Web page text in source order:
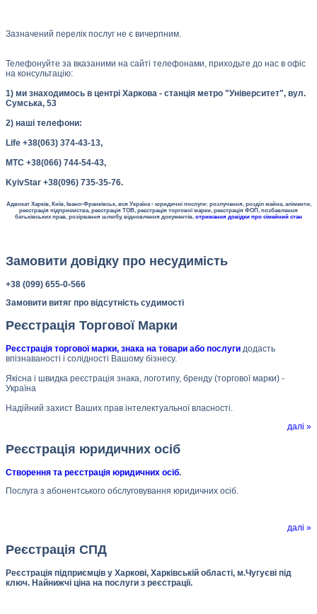
Зазначений перелік послуг не є вичерпним.
Телефонуйте за вказаними на сайті телефонами, приходьте до нас в офіс
на консультацію:
1) ми знаходимось в центрі Харкова - станція метро "Університет", вул.
Сумська, 53
2) наші телефони:
Life +38(063) 374-43-13,
МТС +38(066) 744-54-43,
KyivStar +38(096) 735-35-76.
Адвокат Харків, Київ, Івано-Франківськ, вся Україна - юридичні послуги: розлучення, розділ майна, аліменти,
реєстрація підприємства, реєстрація ТОВ, реєстрація торгової марки, реєстрація ФОП, позбавлення
батьківських прав, розірвання шлюбу, відновлення документів, отримання довідки про сімейний стан
Замовити довідку про несудимість
+38 (099) 655-0-566
Замовити витяг про відсутність судимості
Реєстрація Торгової Марки
Реєстрація торгової марки, знака на товари або послуги додасть
впізнаваності і солідності Вашому бізнесу.
Якісна і швидка реєстрація знака, логотипу, бренду (торгової марки) -
Україна
Надійний захист Ваших прав інтелектуальної власності.
далі »
Реєстрація юридичних осіб
Створення та реєстрація юридичних осіб.
Послуга з абонентського обслуговування юридичних осіб.
далі »
Реєстрація СПД
Реєстрація підприємців у Харкові, Харківській області, м.Чугуєві під
ключ. Найнижчі ціна на послуги з реєстрації.